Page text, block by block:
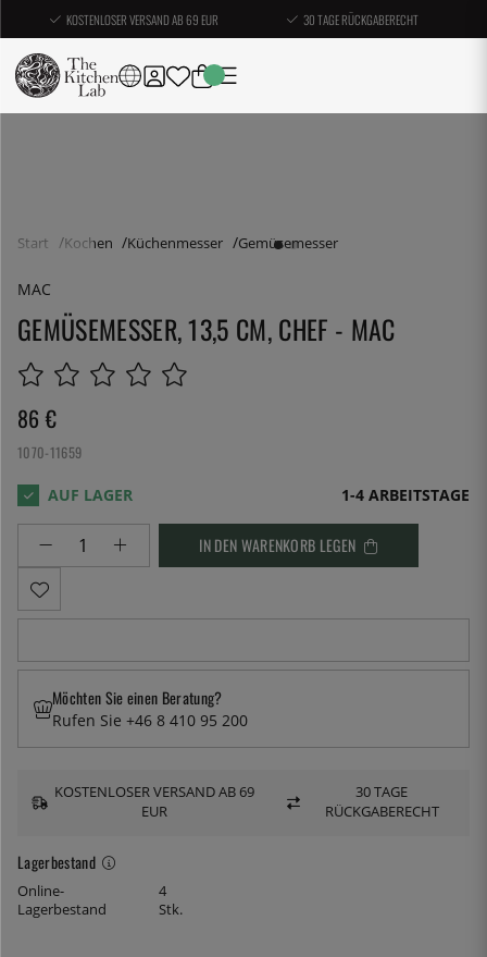
KOSTENLOSER VERSAND AB 69 EUR 30 TAGE RÜCKGABERECHT
Start Kochen Küchenmesser Gemüsemesser
MAC
GEMÜSEMESSER, 13,5 CM, CHEF - MAC
86 €
1070-11659
1-4 ARBEITSTAGE
IN DEN WARENKORB LEGEN
Lagerbestand
Online-
Lagerbestand
4
Stk.
Möchten Sie einen Beratung?
Rufen Sie +46 8 410 95 200
KOSTENLOSER VERSAND AB 69
EUR
30 TAGE
RÜCKGABERECHT